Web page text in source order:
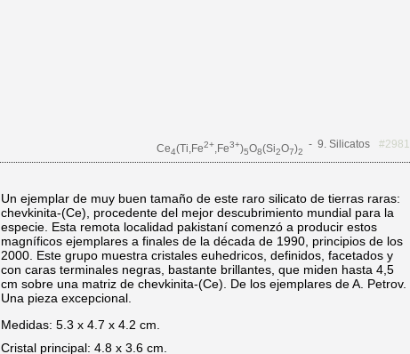
Ce4(Ti,Fe2+,Fe3+)5O8(Si2O7)2
- 9. Silicatos #2981
Un ejemplar de muy buen tamaño de este raro silicato de tierras raras:
chevkinita-(Ce), procedente del mejor descubrimiento mundial para la
especie. Esta remota localidad pakistaní comenzó a producir estos
magníficos ejemplares a finales de la década de 1990, principios de los
2000. Este grupo muestra cristales euhedricos, definidos, facetados y
con caras terminales negras, bastante brillantes, que miden hasta 4,5
cm sobre una matriz de chevkinita-(Ce). De los ejemplares de A. Petrov.
Una pieza excepcional.
Medidas: 5.3 x 4.7 x 4.2 cm.
Cristal principal: 4.8 x 3.6 cm.